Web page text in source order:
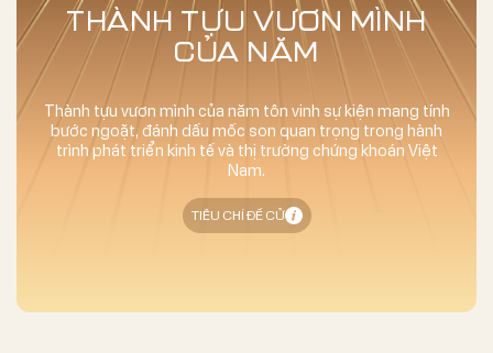
THÀNH TỰU VƯƠN MÌNH
CỦA NĂM
Thành tựu vươn mình của năm tôn vinh sự kiện mang tính
bước ngoặt, đánh dấu mốc son quan trọng trong hành
trình phát triển kinh tế và thị trường chứng khoán Việt
Nam.
TIÊU CHÍ ĐỀ CỬ